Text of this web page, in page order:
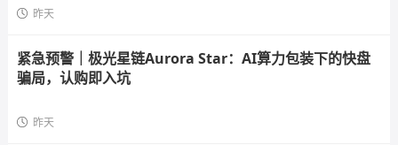
昨天
紧急预警｜极光星链Aurora Star：AI算力包装下的快盘
骗局，认购即入坑
昨天